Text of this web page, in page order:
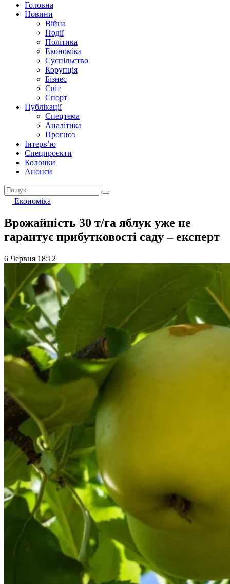
Головна
Новини
Війна
Події
Політика
Економіка
Суспільство
Корупція
Бізнес
Світ
Спорт
Публікації
Спецтема
Аналітика
Прогноз
Інтерв’ю
Спецпроєкти
Колонки
Анонси
Економіка
Врожайність 30 т/га яблук уже не
гарантує прибутковості саду – експерт
6 Червня 18:12